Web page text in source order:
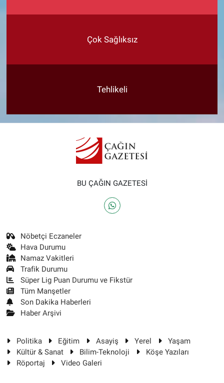
Çok Sağlıksız
Tehlikeli
BU ÇAĞIN GAZETESİ
Nöbetçi Eczaneler
Hava Durumu
Namaz Vakitleri
Trafik Durumu
Süper Lig Puan Durumu ve Fikstür
Tüm Manşetler
Son Dakika Haberleri
Haber Arşivi
Politika Eğitim Asayiş Yerel
Yaşam
Kültür & Sanat
Bilim-Teknoloji
Köşe Yazıları
Röportaj
Video Galeri